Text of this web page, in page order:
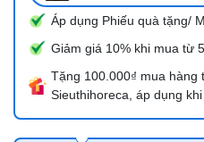
Áp dụng Phiếu quà tặng/
Giảm giá 10% khi mua từ
Tặng 100.000₫ mua hàng
Sieuthihoreca, áp dụng